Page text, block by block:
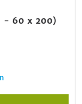
- 60 x 200)